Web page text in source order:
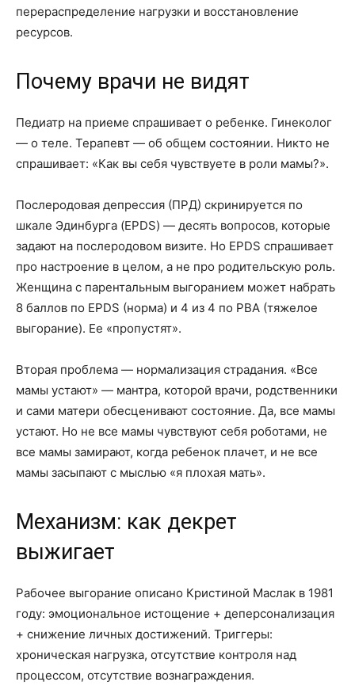
перераспределение нагрузки и восстановление
ресурсов.
Почему врачи не видят
Педиатр на приеме спрашивает о ребенке. Гинеколог
— о теле. Терапевт — об общем состоянии. Никто не
спрашивает: «Как вы себя чувствуете в роли мамы?».
Послеродовая депрессия (ПРД) скринируется по
шкале Эдинбурга (EPDS) — десять вопросов, которые
задают на послеродовом визите. Но EPDS спрашивает
про настроение в целом, а не про родительскую роль.
Женщина с парентальным выгоранием может набрать
8 баллов по EPDS (норма) и 4 из 4 по PBA (тяжелое
выгорание). Ее «пропустят».
Вторая проблема — нормализация страдания. «Все
мамы устают» — мантра, которой врачи, родственники
и сами матери обесценивают состояние. Да, все мамы
устают. Но не все мамы чувствуют себя роботами, не
все мамы замирают, когда ребенок плачет, и не все
мамы засыпают с мыслью «я плохая мать».
Механизм: как декрет
выжигает
Рабочее выгорание описано Кристиной Маслак в 1981
году: эмоциональное истощение + деперсонализация
+ снижение личных достижений. Триггеры:
хроническая нагрузка, отсутствие контроля над
процессом, отсутствие вознаграждения.